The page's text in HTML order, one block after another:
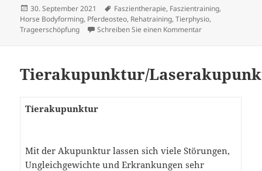
Veröffentlicht
am
30. September 2021 Schlagwörter
Faszientherapie, Faszientraining,
Horse Bodyforming, Pferdeosteo, Rehatraining,Tierphysio,
Trageerschöpfung
Schreiben Sie einen Kommentarzu
Tierakupunktur/
Tierakupunktur
Mit der Akupunktur lassen sich viele Störungen,
Ungleichgewichte und Erkrankungen sehr